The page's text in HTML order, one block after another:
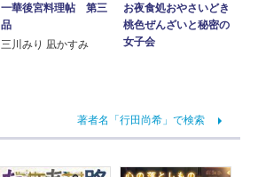
一華後宮料理帖 第三
品
三川みり 凪かすみ
お夜食処おやさいどき
桃色ぜんざいと秘密の
女子会
著者名「行田尚希」で検索